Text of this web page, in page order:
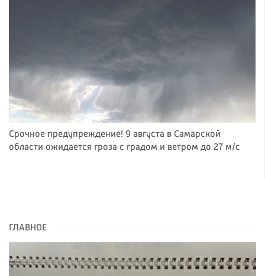
Срочное предупреждение! 9 августа в Самарской
области ожидается гроза с градом и ветром до 27 м/с
ГЛАВНОЕ